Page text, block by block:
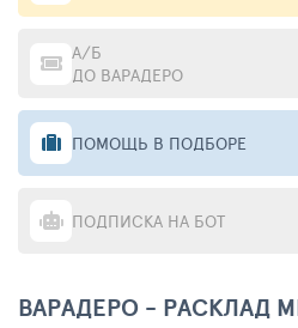
А/Б
ДО ВАРАДЕРО
ПОМОЩЬ В ПОДБОРЕ
ПОДПИСКА НА БОТ
ВАРАДЕРО - РАСКЛАД